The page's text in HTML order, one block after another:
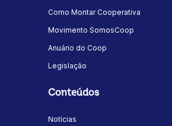
Como Montar Cooperativa
Movimento SomosCoop
Anuário do Coop
Legislação
Conteúdos
Notícias